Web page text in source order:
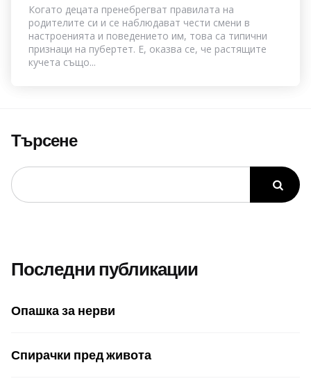
Когато децата пренебрегват правилата на
родителите си и се наблюдават чести смени в
настроенията и поведението им, това са типични
признаци на пубертет. Е, оказва се, че растящите
кучета също...
Търсене
Последни публикации
Опашка за нерви
Спирачки пред живота